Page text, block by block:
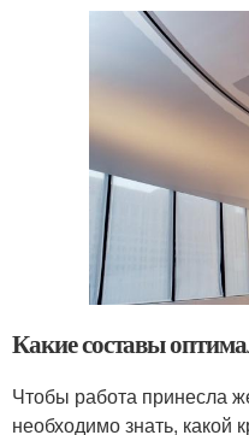
Какие составы
Чтобы работа принесла
необходимо знать, какой